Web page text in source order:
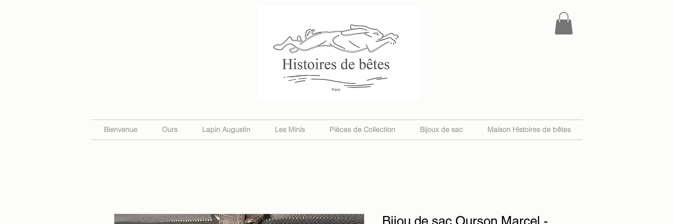
Bienvenue Ours Lapin Augustin Les Minis Pièces de Collection Bijoux de sac Maison Histoires de bêtes
Bijou de sac Ourson Marcel -